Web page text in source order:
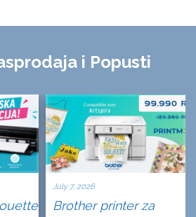
i Popusti
July 7, 2026
Brother printer za